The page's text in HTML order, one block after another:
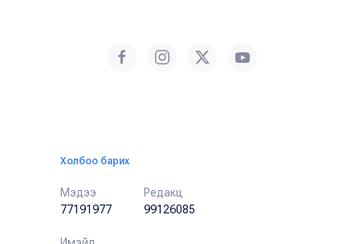
Холбоо барих
Мэдээ
77191977
Редакц
99126085